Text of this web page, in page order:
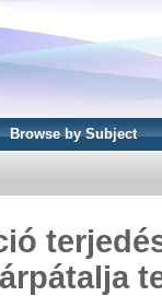
Browse by Subject